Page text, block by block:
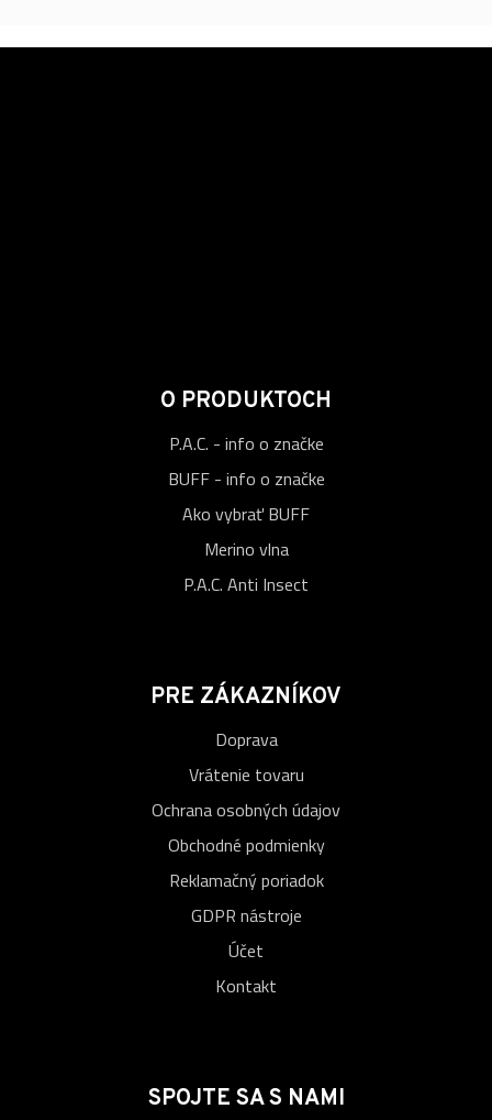
O PRODUKTOCH
P.A.C. - info o značke
BUFF - info o značke
Ako vybrať BUFF
Merino vlna
P.A.C. Anti Insect
PRE ZÁKAZNÍKOV
Doprava
Vrátenie tovaru
Ochrana osobných údajov
Obchodné podmienky
Reklamačný poriadok
GDPR nástroje
Účet
Kontakt
SPOJTE SA S NAMI